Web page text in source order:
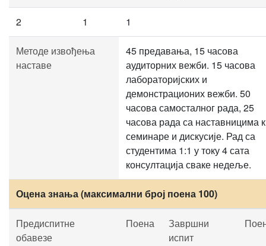
2 1 1
Методе извођења
наставе
45 предавања, 15 часова
аудиторних вежби. 15 часова
лабораторијских и
демонстрационих вежби. 50
часова самосталног рада, 25
часова рада са наставницима
семинаре и дискусије. Рад са
студентима 1:1 у току 4 сата
консултација сваке недеље.
Оцена знања (максимални број поена 100)
Предиспитне
обавезе
Поена
Завршни
испит